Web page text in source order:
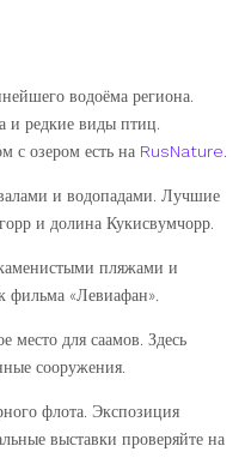
водоёма региона.
и редкие виды птиц.
с озером есть на RusNature.
и водопадами. Лучшие
и долина Кукисвумчорр.
пляжами и
фильма «Левиафан».
место для саамов. Здесь
сооружения.
флота. Экспозиция
выставки проверяйте на